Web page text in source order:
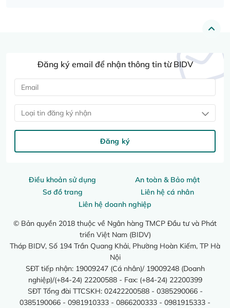
Điều khoản sử dụng
An toàn & Bảo mật
Sơ đồ trang
Liên hệ cá nhân
Liên hệ doanh nghiệp
© Bản quyền 2018 thuộc về Ngân hàng TMCP Đầu tư và Phát
triển Việt Nam (BIDV)
Tháp BIDV, Số 194 Trần Quang Khải, Phường Hoàn Kiếm, TP Hà
Nội
SĐT tiếp nhận: 19009247 (Cá nhân)/ 19009248 (Doanh
nghiệp)/(+84-24) 22200588 - Fax: (+84-24) 22200399
SĐT Tổng đài TTCSKH: 02422200588 - 0385290066 -
0385190066 - 0981910333 - 0866200333 - 0981915333 -
Đăng ký email để nhận thông tin từ BIDV
Loại tin đăng ký nhận
Đăng ký